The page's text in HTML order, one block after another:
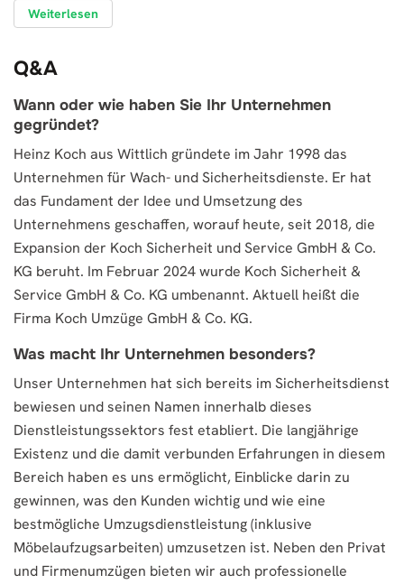
Weiterlesen
Q&A
Wann oder wie haben Sie Ihr Unternehmen
gegründet?
Heinz Koch aus Wittlich gründete im Jahr 1998 das
Unternehmen für Wach- und Sicherheitsdienste. Er hat
das Fundament der Idee und Umsetzung des
Unternehmens geschaffen, worauf heute, seit 2018, die
Expansion der Koch Sicherheit und Service GmbH & Co.
KG beruht. Im Februar 2024 wurde Koch Sicherheit &
Service GmbH & Co. KG umbenannt. Aktuell heißt die
Firma Koch Umzüge GmbH & Co. KG.
Was macht Ihr Unternehmen besonders?
Unser Unternehmen hat sich bereits im Sicherheitsdienst
bewiesen und seinen Namen innerhalb dieses
Dienstleistungssektors fest etabliert. Die langjährige
Existenz und die damit verbunden Erfahrungen in diesem
Bereich haben es uns ermöglicht, Einblicke darin zu
gewinnen, was den Kunden wichtig und wie eine
bestmögliche Umzugsdienstleistung (inklusive
Möbelaufzugsarbeiten) umzusetzen ist. Neben den Privat
und Firmenumzügen bieten wir auch professionelle